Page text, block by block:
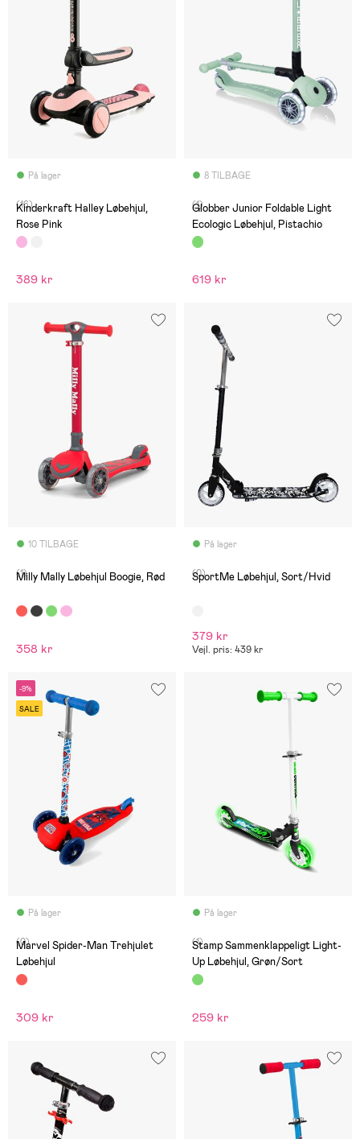
På lager
(16)
Kinderkraft Halley Løbehjul,
Rose Pink
389 kr
8 TILBAGE
(1)
Globber Junior Foldable Light
Ecologic Løbehjul, Pistachio
619 kr
10 TILBAGE
(1)
Milly Mally Løbehjul Boogie, Rød
358 kr
På lager
(0)
SportMe Løbehjul, Sort/Hvid
379 kr
Vejl. pris: 439 kr
-9%
SALE
På lager
(0)
Marvel Spider-Man Trehjulet
Løbehjul
309 kr
På lager
(1)
Stamp Sammenklappeligt Light-
Up Løbehjul, Grøn/Sort
259 kr